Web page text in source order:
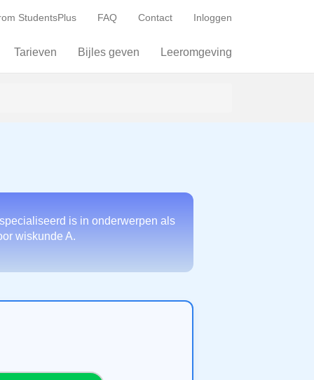
StudentsPlus FAQ Contact Inloggen
Tarieven Bijles geven Leeromgeving
is in onderwerpen als
wiskunde A.